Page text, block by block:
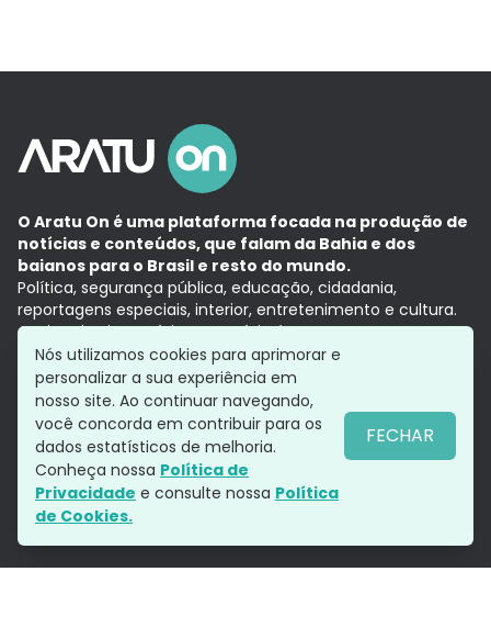
O Aratu On é uma plataforma focada na produção de
notícias e conteúdos, que falam da Bahia e dos
baianos para o Brasil e resto do mundo.
Política, segurança pública, educação, cidadania,
reportagens especiais, interior, entretenimento e cultura.
Aqui, tudo vira notícia e a notícia é no tempo presente,
com a credibilidade do Grupo Aratu.
Grupo Aratu
Política de privacidade
Siga-nos
Nós utilizamos cookies para aprimorar e
personalizar a sua experiência em
nosso site. Ao continuar navegando,
você concorda em contribuir para os
dados estatísticos de melhoria.
Conheça nossa Política de
Privacidade e consulte nossa Política
de Cookies.
FECHAR